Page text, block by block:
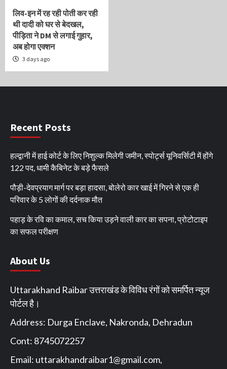
लिव-इन में रह रही पोती कर रही
थी दादी को घर से बेदखल,
पीड़िता ने DM से लगाई गुहार,
अब होगा एक्शन
3 days ago
Recent Posts
हल्द्वानी में हाई कोर्ट के लिए निशुल्क मिलेगी जमीन, स्पोर्ट्स यूनिवर्सिटी में होंगे
122 पद, धामी कैबिनेट के बड़े फैसले
पौड़ी-देवप्रयाग मार्ग पर बड़ा हादसा, बोलेरो कार खाई में गिरने से एक ही
परिवार के 5 लोगों की दर्दनाक मौत
पहाड़ के रवि का कमाल, सच किया उड़ने वाली कार का सपना, प्रोटोटाइप
का सफल परीक्षण
About Us
Uttarakhand Raibar उत्तराखंड के विविध रंगों को समर्पित न्यूज
पोर्टल है।
Address: Durga Enclave, Nakronda, Dehradun
Cont: 8745072257
Email: uttarakhandraibar1@gmail.com,